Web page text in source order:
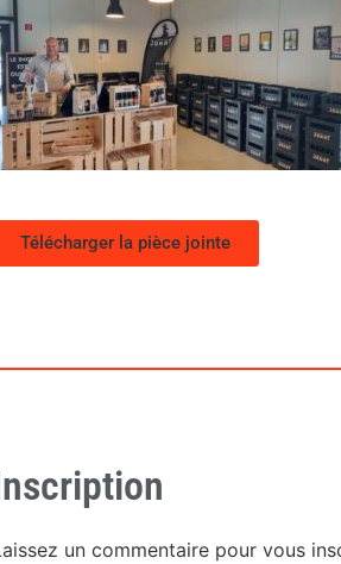
Télécharger la pièce jointe
un commentaire pour vous